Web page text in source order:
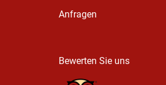
Anfragen
Bewerten Sie uns